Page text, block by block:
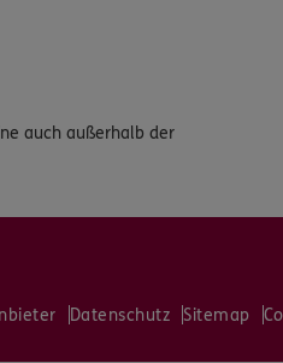
auch außerhalb der
Datenschutz Sitemap